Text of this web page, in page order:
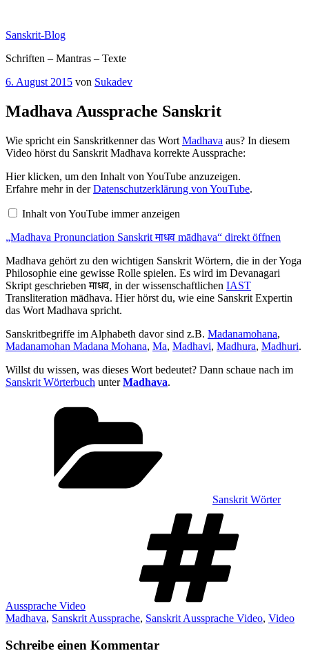
springen
Sanskrit-Blog
Schriften – Mantras – Texte
Veröffentlicht
6. August 2015 von Sukadev
Madhava Aussprache Sanskrit
Wie spricht ein Sanskritkenner das Wort Madhava aus? In diesem
Video hörst du Sanskrit Madhava korrekte Aussprache:
„Madhava
Pronunciation
Sanskrit
mādhava“
YouTube
Hier klicken, um den Inhalt von YouTube anzuzeigen.
Erfahre mehr in derDatenschutzerklärung von YouTube.
Inhalt von YouTube immer anzeigen
„Madhava Pronunciation Sanskrit माधव mādhava“ direkt öffnen
Madhava gehört zu den wichtigen Sanskrit Wörtern, die in der Yoga
Philosophie eine gewisse Rolle spielen. Es wird im Devanagari
Skript geschrieben माधव, in der wissenschaftlichen IAST
Transliteration mādhava. Hier hörst du, wie eine Sanskrit Expertin
das Wort Madhava spricht.
Sanskritbegriffe im Alphabeth davor sind z.B. Madanamohana,
Madanamohan Madana Mohana, Ma, Madhavi, Madhura, Madhuri.
Willst du wissen, was dieses Wort bedeutet? Dann schaue nach im
Sanskrit Wörterbuch unterMadhava.
Sanskrit Wörter
Aussprache Video
Madhava, Sanskrit Aussprache, Sanskrit Aussprache Video, Video
Schreibe einen Kommentar